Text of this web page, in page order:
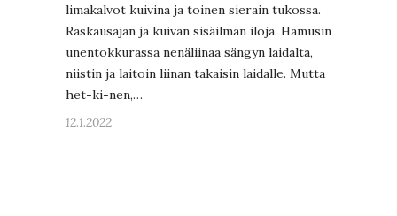
limakalvot kuivina ja toinen sierain tukossa.
Raskausajan ja kuivan sisäilman iloja. Hamusin
unentokkurassa nenäliinaa sängyn laidalta,
niistin ja laitoin liinan takaisin laidalle. Mutta
het-ki-nen,…
12.1.2022